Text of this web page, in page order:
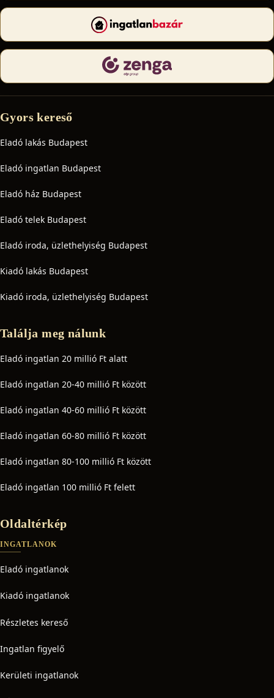
Gyors kereső
Eladó lakás Budapest
Eladó ingatlan Budapest
Eladó ház Budapest
Eladó telek Budapest
Eladó iroda, üzlethelyiség Budapest
Kiadó lakás Budapest
Kiadó iroda, üzlethelyiség Budapest
Találja meg nálunk
Eladó ingatlan 20 millió Ft alatt
Eladó ingatlan 20-40 millió Ft között
Eladó ingatlan 40-60 millió Ft között
Eladó ingatlan 60-80 millió Ft között
Eladó ingatlan 80-100 millió Ft között
Eladó ingatlan 100 millió Ft felett
Oldaltérkép
INGATLANOK
Eladó ingatlanok
Kiadó ingatlanok
Részletes kereső
Ingatlan figyelő
Kerületi ingatlanok